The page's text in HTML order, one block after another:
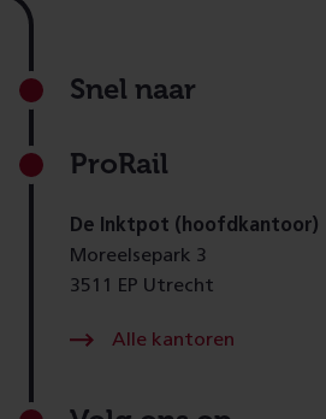
Footer
Snel naar
ProRail
De Inktpot (hoofdkantoor)
Moreelsepark 3
3511 EP Utrecht
Alle kantoren